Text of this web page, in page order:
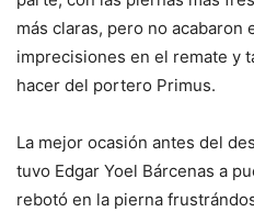
más claras, pero no acabaron
imprecisiones en el remate y
hacer del portero Primus.
La mejor ocasión antes del
tuvo Edgar Yoel Bárcenas a
rebotó en la pierna